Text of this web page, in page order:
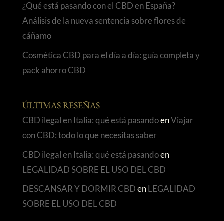
¿Qué está pasando con el CBD en España?
Análisis de la nueva sentencia sobre flores de
cáñamo
Cosmética CBD para el día a día: guía completa y
pack ahorro CBD
ÚLTIMAS RESEÑAS
CBD ilegal en Italia: qué está pasandoenViajar
con CBD: todo lo que necesitas saber
CBD ilegal en Italia: qué está pasandoen
LEGALIDAD SOBRE EL USO DEL CBD
DESCANSAR Y DORMIR CBDenLEGALIDAD
SOBRE EL USO DEL CBD